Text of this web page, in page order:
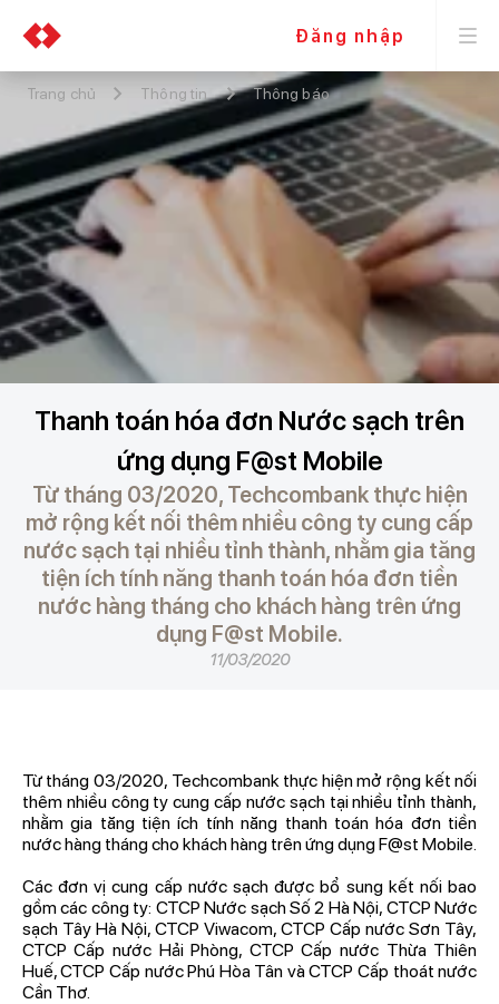
Đăng nhập
Trang chủ Thông tin Thông báo
Thanh toán hóa đơn Nước sạch trên
ứng dụng F@st Mobile
Từ tháng 03/2020, Techcombank thực hiện
mở rộng kết nối thêm nhiều công ty cung cấp
nước sạch tại nhiều tỉnh thành, nhằm gia tăng
tiện ích tính năng thanh toán hóa đơn tiền
nước hàng tháng cho khách hàng trên ứng
dụng F@st Mobile.
11/03/2020
Từ tháng 03/2020, Techcombank thực hiện mở rộng kết nối
thêm nhiều công ty cung cấp nước sạch tại nhiều tỉnh thành,
nhằm gia tăng tiện ích tính năng thanh toán hóa đơn tiền
nước hàng tháng cho khách hàng trên ứng dụng F@st Mobile.
Các đơn vị cung cấp nước sạch được bổ sung kết nối bao
gồm các công ty: CTCP Nước sạch Số 2 Hà Nội, CTCP Nước
sạch Tây Hà Nội, CTCP Viwacom, CTCP Cấp nước Sơn Tây,
CTCP Cấp nước Hải Phòng, CTCP Cấp nước Thừa Thiên
Huế, CTCP Cấp nước Phú Hòa Tân và CTCP Cấp thoát nước
Cần Thơ.